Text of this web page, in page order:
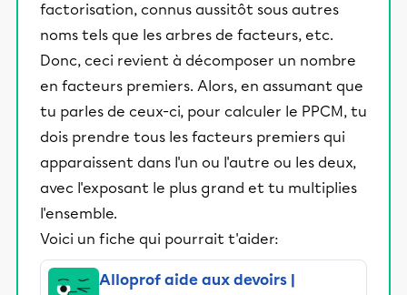
factorisation, connus aussitôt sous autres
noms tels que les arbres de facteurs, etc.
Donc, ceci revient à décomposer un nombre
en facteurs premiers. Alors, en assumant que
tu parles de ceux-ci, pour calculer le PPCM, tu
dois prendre tous les facteurs premiers qui
apparaissent dans l'un ou l'autre ou les deux,
avec l'exposant le plus grand et tu multiplies
l'ensemble.
Voici un fiche qui pourrait t'aider:
Alloprof aide aux devoirs |